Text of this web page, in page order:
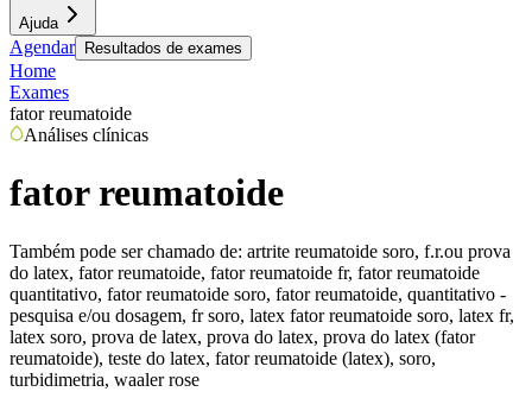
Ajuda
Agendar Resultados de exames
Home
Exames
fator reumatoide
Análises clínicas
fator reumatoide
Também pode ser chamado de: artrite reumatoide soro, f.r.ou prova
do latex, fator reumatoide, fator reumatoide fr, fator reumatoide
quantitativo, fator reumatoide soro, fator reumatoide, quantitativo -
pesquisa e/ou dosagem, fr soro, latex fator reumatoide soro, latex fr,
latex soro, prova de latex, prova do latex, prova do latex (fator
reumatoide), teste do latex, fator reumatoide (latex), soro,
turbidimetria, waaler rose